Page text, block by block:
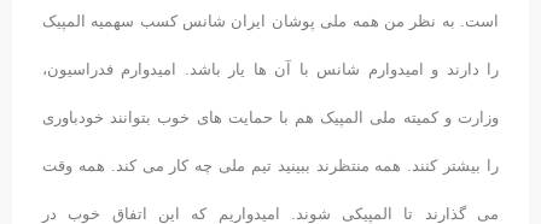
است. به نظر من همه ملی پوشان ایران شانس کسب سهمیه المپیک
را دارند و امیدوارم شانس با آن ها یار باشد. امیدوارم فدراسیون،
وزارت و کمیته ملی المپیک هم با حمایت های خوب بتوانند خودباوری
را بیشتر کنند. همه منتظرند ببینید تیم ملی چه کار می کند. همه وقت
می گذارند تا المپیکی شوند. امیدواریم که این اتفاق خوب در